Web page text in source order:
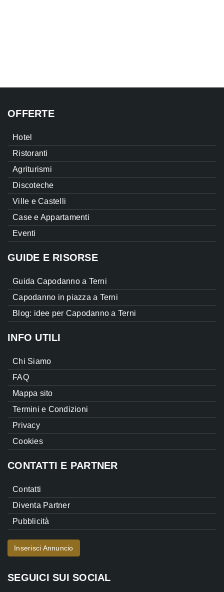
OFFERTE
Hotel
Ristoranti
Agriturismi
Discoteche
Ville e Castelli
Case e Appartamenti
Eventi
GUIDE E RISORSE
Guida Capodanno a Terni
Capodanno in piazza a Terni
Blog: idee per Capodanno a Terni
INFO UTILI
Chi Siamo
FAQ
Mappa sito
Termini e Condizioni
Privacy
Cookies
CONTATTI E PARTNER
Contatti
Diventa Partner
Pubblicità
Inserisci Annuncio
SEGUICI SUI SOCIAL